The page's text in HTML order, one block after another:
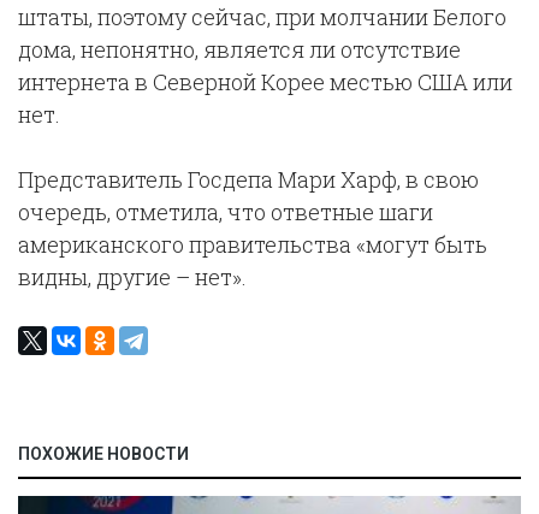
штаты, поэтому сейчас, при молчании Белого
дома, непонятно, является ли отсутствие
интернета в Северной Корее местью США или
нет.
Представитель Госдепа Мари Харф, в свою
очередь, отметила, что ответные шаги
американского правительства «могут быть
видны, другие – нет».
ПОХОЖИЕ НОВОСТИ